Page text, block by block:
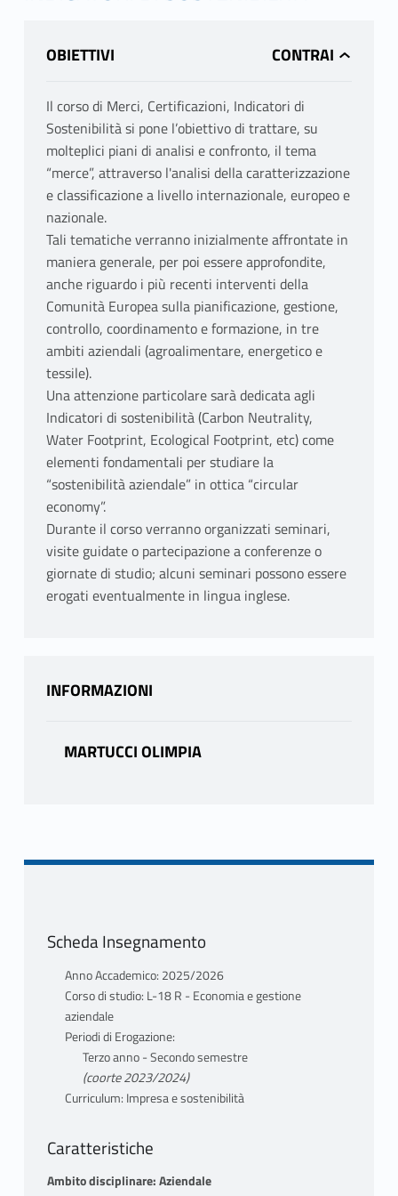
OBIETTIVI
Il corso di Merci, Certificazioni, Indicatori di
Sostenibilità si pone l’obiettivo di trattare, su
molteplici piani di analisi e confronto, il tema
“merce”, attraverso l'analisi della caratterizzazione
e classificazione a livello internazionale, europeo e
nazionale.
Tali tematiche verranno inizialmente affrontate in
maniera generale, per poi essere approfondite,
anche riguardo i più recenti interventi della
Comunità Europea sulla pianificazione, gestione,
controllo, coordinamento e formazione, in tre
ambiti aziendali (agroalimentare, energetico e
tessile).
Una attenzione particolare sarà dedicata agli
Indicatori di sostenibilità (Carbon Neutrality,
Water Footprint, Ecological Footprint, etc) come
elementi fondamentali per studiare la
“sostenibilità aziendale” in ottica “circular
economy”.
Durante il corso verranno organizzati seminari,
visite guidate o partecipazione a conferenze o
giornate di studio; alcuni seminari possono essere
erogati eventualmente in lingua inglese.
INFORMAZIONI
MARTUCCI OLIMPIA
Scheda Insegnamento
Anno Accademico: 2025/2026
Corso di studio: L-18 R - Economia e gestione
aziendale
Periodi di Erogazione:
Terzo anno - Secondo semestre
(coorte 2023/2024)
Curriculum: Impresa e sostenibilità
Caratteristiche
Ambito disciplinare: Aziendale